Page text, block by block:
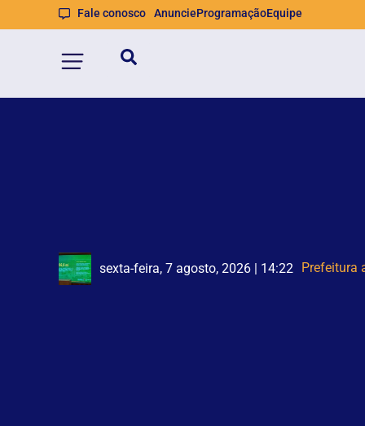
Fale conosco AnuncieProgramaçãoEquipe
sexta-feira, 7 agosto, 2026 | 14:22
sexta-feira, 7 agosto, 2026 | 14:21 Homem
Trecho da